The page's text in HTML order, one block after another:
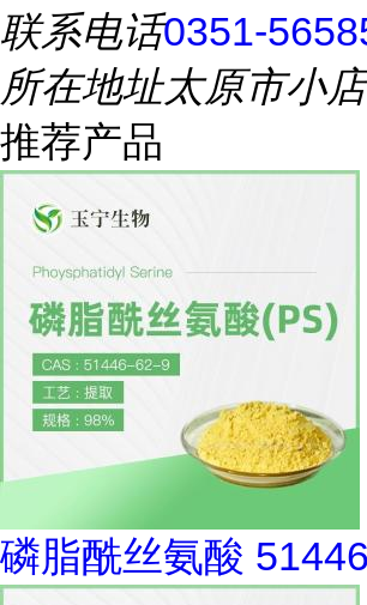
联系电话0351-
所在地址太原市小
推荐产品
磷脂酰丝氨酸